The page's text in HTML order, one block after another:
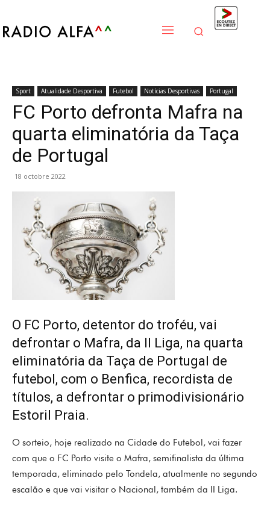
Sport Atualidade Desportiva Futebol Notícias Desportivas Portugal
FC Porto defronta Mafra na
quarta eliminatória da Taça
de Portugal
18 octobre 2022
O FC Porto, detentor do troféu, vai
defrontar o Mafra, da II Liga, na quarta
eliminatória da Taça de Portugal de
futebol, com o Benfica, recordista de
títulos, a defrontar o primodivisionário
Estoril Praia.
O sorteio, hoje realizado na Cidade do Futebol, vai fazer
com que o FC Porto visite o Mafra, semifinalista da última
temporada, eliminado pelo Tondela, atualmente no segundo
escalão e que vai visitar o Nacional, também da II Liga.